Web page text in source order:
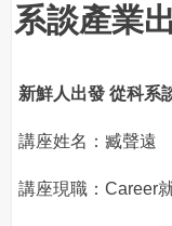
系談產業
新鮮人出發 從科系
講座姓名：臧聲遠
講座現職：Career